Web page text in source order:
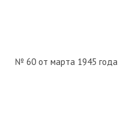
№ 60 от марта 1945 года